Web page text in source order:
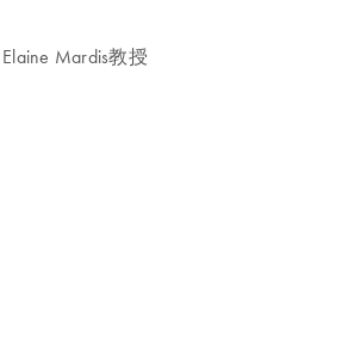
Elaine Mardis教授